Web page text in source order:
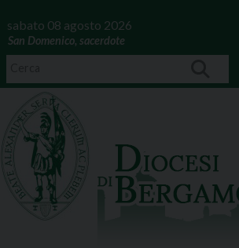
sabato 08 agosto 2026
San Domenico, sacerdote